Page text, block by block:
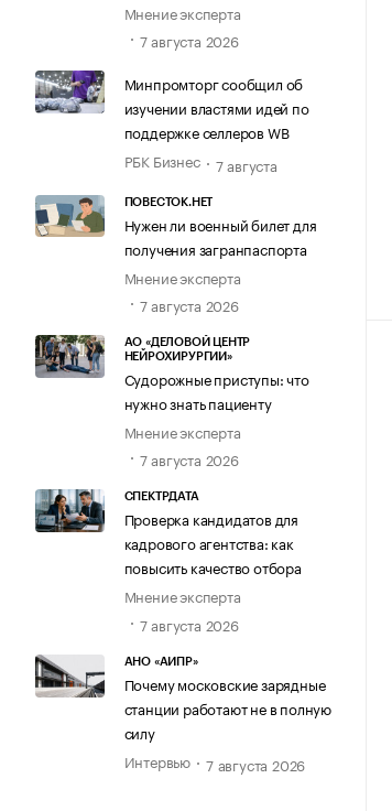
Мнение эксперта
7 августа 2026
Минпромторг сообщил об
изучении властями идей по
поддержке селлеров WB
РБК Бизнес
7 августа
ПОВЕСТОК.НЕТ
Нужен ли военный билет для
получения загранпаспорта
Мнение эксперта
7 августа 2026
АО «ДЕЛОВОЙ ЦЕНТР
НЕЙРОХИРУРГИИ»
Судорожные приступы: что
нужно знать пациенту
Мнение эксперта
7 августа 2026
СПЕКТРДАТА
Проверка кандидатов для
кадрового агентства: как
повысить качество отбора
Мнение эксперта
7 августа 2026
АНО «АИПР»
Почему московские зарядные
станции работают не в полную
силу
Интервью
7 августа 2026